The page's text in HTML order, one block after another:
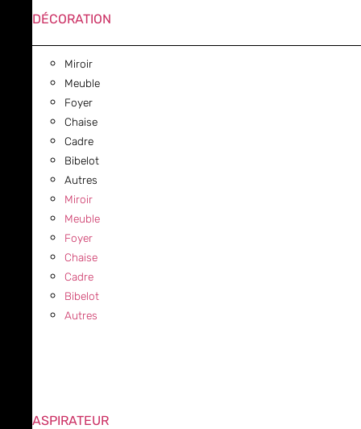
DÉCORATION
Miroir
Meuble
Foyer
Chaise
Cadre
Bibelot
Autres
Miroir
Meuble
Foyer
Chaise
Cadre
Bibelot
Autres
ASPIRATEUR